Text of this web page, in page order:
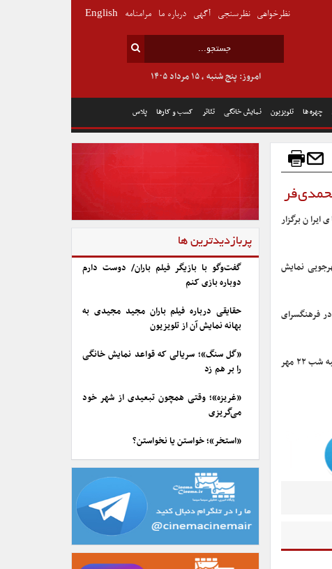
چهره ها تلویزیون نمایش خانگی تئاتر کسب و کارها پلاس
امروز: پنج شنبه , ۱۵ مرداد ۱۴۰۵
نظرخواهی نظرسنجی آگهی درباره ما مرامنامه English
برگزار
نمایش
مراسم اولین سالگرد قتل دایوش مهرجویی و وحیده محمدی‌فر، یکشنبه ۲۲ مهر ۱۴۰۳ از ساعت ۱۷ در فرهنگسرای
داریوش مهرجویی (کارگردان نامدار سینمای ایران) و همسرش وحیده محمدی‌فر (فیلمنامه‌نویس)، شنبه شب ۲۲ مهر
پربازدیدترین ها
گفت‌وگو با بازیگر فیلم باران/ دوست دارم
دوباره بازی کنم
حقایقی درباره فیلم باران مجید مجیدی به
بهانه نمایش آن از تلویزیون
«گل سنگ»؛ سریالی که قواعد نمایش خانگی
را بر هم زد
«غریزه»؛ وقتی همچون تبعیدی از شهر خود
می‌گریزی
«استخر»؛ خواستن یا نخواستن؟